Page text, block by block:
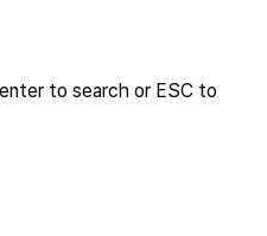
to search or ESC to